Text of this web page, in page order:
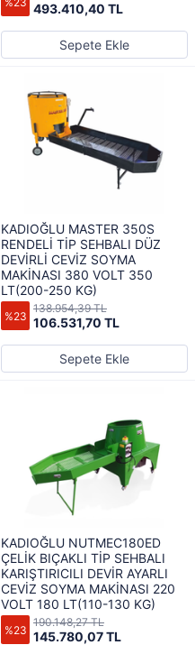
493.410,40 TL
Sepete Ekle
KADIOĞLU MASTER 350S
RENDELİ TİP SEHBALI DÜZ
DEVİRLİ CEVİZ SOYMA
MAKİNASI 380 VOLT 350
LT(200-250 KG)
%23 106.531,70 TL
138.954,39 TL
Sepete Ekle
KADIOĞLU NUTMEC180ED
ÇELİK BIÇAKLI TİP SEHBALI
KARIŞTIRICILI DEVİR AYARLI
CEVİZ SOYMA MAKİNASI 220
VOLT 180 LT(110-130 KG)
%23 145.780,07 TL
190.148,27 TL